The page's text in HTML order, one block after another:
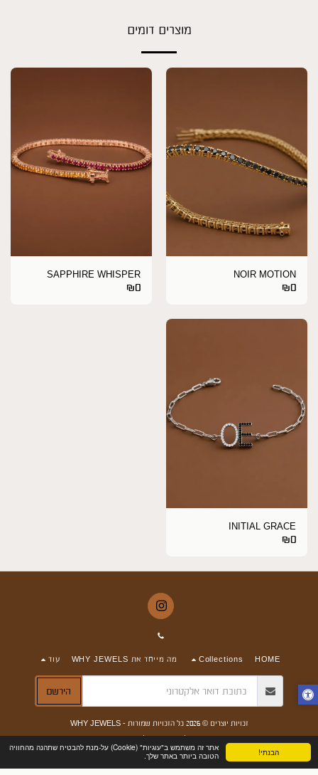
הבנתי!
אתר זה משתמש ב"עוגיות" (Cookie) על-מנת להבטיח שתהנה מהחוויה
הטובה ביותר באתר שלך.
מוצרים דומים
NOIR MOTION
₪0
SAPPHIRE WHISPER
₪0
INITIAL GRACE
₪0
HOME
Collections מה מייחד את WHY JEWELS עוד
הירשם
זכויות יוצרים © 2026 כל הזכויות שמורות -
WHY JEWELS
תנאים|פרטיות|נגישות